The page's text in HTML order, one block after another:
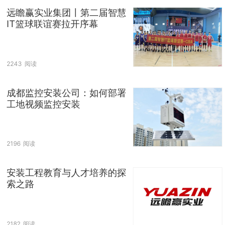
远瞻赢实业集团丨第二届智慧
IT篮球联谊赛拉开序幕
2243 阅读
成都监控安装公司：如何部署
工地视频监控安装
2196 阅读
安装工程教育与人才培养的探
索之路